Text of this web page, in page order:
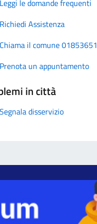
Leggi le domande frequenti
Richiedi Assistenza
Chiama il comune 01853651
Prenota un appuntamento
in città
Segnala disservizio